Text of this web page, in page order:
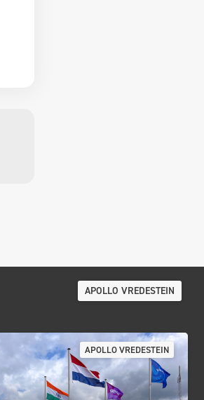
APOLLO VREDESTEIN
APOLLO VREDESTEIN